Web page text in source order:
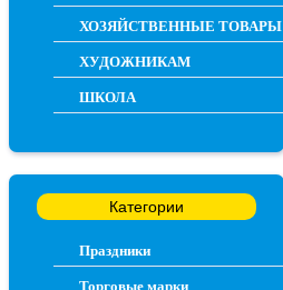
ХОЗЯЙСТВЕННЫЕ ТОВАРЫ
ХУДОЖНИКАМ
ШКОЛА
Категории
Праздники
Торговые марки